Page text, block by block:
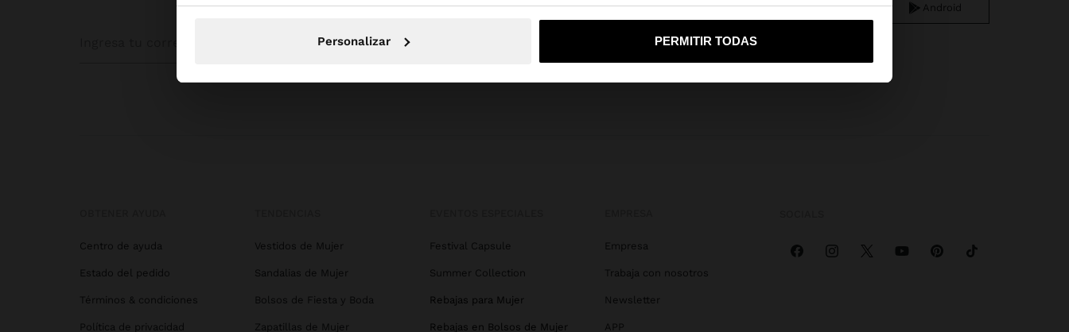
Personalizar PERMITIR TODAS
No, continuar en la web de España Sí, llévame a United States
iOS Android
Centro de ayuda
Estado del pedido
Términos & condiciones
Política de privacidad
Vestidos de Mujer
Sandalias de Mujer
Bolsos de Fiesta y Boda
Zapatillas de Mujer
Festival Capsule
Summer Collection
Rebajas para Mujer
Rebajas en Bolsos de Mujer
Empresa
Trabaja con nosotros
Newsletter
APP